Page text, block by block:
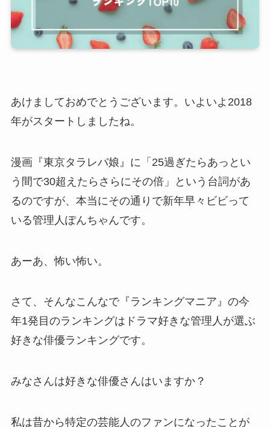
あけましておめでとうございます。いよいよ2018
年がスタートしましたね。
漫画『東京タラレバ娘』に「25過ぎたらあっとい
う間で30超えたらさらにその倍」という台詞があ
るのですが、本当にその通りで新年早々ビビって
いる管理人ぽんちゃんです。
あーあ、怖い怖い。
さて、そんなこんなで『ランキングマニア』の今
年1発目のランキングはドラマ好きな管理人が選ぶ
好きな俳優ランキングです。
みなさんは好きな俳優さんはいますか？
私は昔から特定の芸能人のファンになったことが